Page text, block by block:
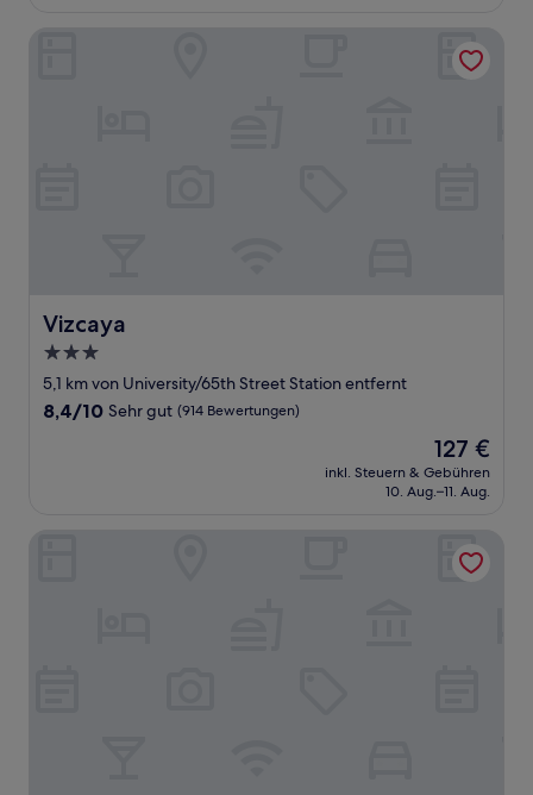
Vizcaya
Vizcaya
3.0-
Sterne-
Unterkunft
5,1 km von University/65th Street Station entfernt
8.4
Bewertungen)
8,4/10 Sehr gut (914 Bewertungen)
Der
Preis
beträgt
127 €
inkl. Steuern & Gebühren
10. Aug.–11. Aug.